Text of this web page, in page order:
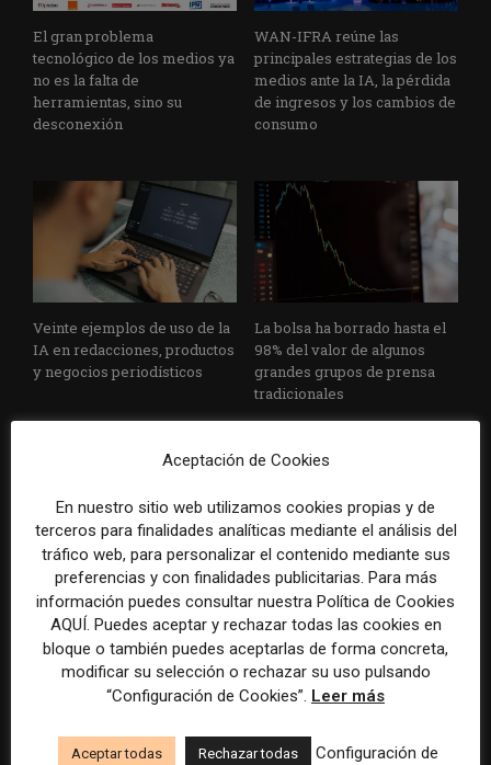
El gran problema
tecnológico de los medios ya
no es la falta de
herramientas, sino su
desconexión
WAN-IFRA reúne las
principales estrategias de los
medios ante la IA, la pérdida
de ingresos y los cambios de
consumo
Veinte ejemplos de uso de la
IA en redacciones, productos
y negocios periodísticos
La bolsa ha borrado hasta el
98% del valor de algunos
grandes grupos de prensa
tradicionales
Los medios tienen audiencia,
pero no siempre comunidad:
cómo activar a los lectores
que siguen las noticias en
El buzón como nueva
portada: la estrategia de los
medios para conquistar
ciudad a ciudad
Aceptación de Cookies
En nuestro sitio web utilizamos cookies propias y de
terceros para finalidades analíticas mediante el análisis del
tráfico web, para personalizar el contenido mediante sus
preferencias y con finalidades publicitarias. Para más
información puedes consultar nuestra Política de Cookies
AQUÍ. Puedes aceptar y rechazar todas las cookies en
bloque o también puedes aceptarlas de forma concreta,
modificar su selección o rechazar su uso pulsando
“Configuración de Cookies”. Leer más
Aceptar todas Rechazar todas
Configuración de